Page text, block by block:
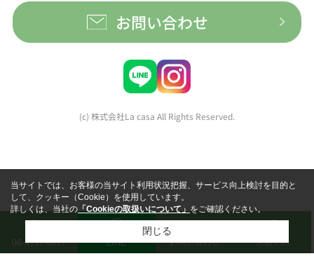
お問い合わせ
(c) 株式会社La casa All Rights Reserved.
06-4397-4877 LINE お問い合わせ 来店予約
当サイトでは、お客様の当サイト利用状況把握、サービス向上検討を目的と
して、クッキー（Cookie）を使用しています。
詳しくは、当社の「Cookieの取扱いについて」をご確認ください。
閉じる